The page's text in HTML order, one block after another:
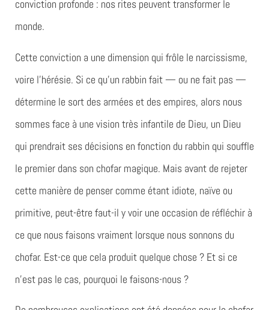
conviction profonde : nos rites peuvent transformer le
monde.
Cette conviction a une dimension qui frôle le narcissisme,
voire l’hérésie. Si ce qu’un rabbin fait — ou ne fait pas —
détermine le sort des armées et des empires, alors nous
sommes face à une vision très infantile de Dieu, un Dieu
qui prendrait ses décisions en fonction du rabbin qui souffle
le premier dans son chofar magique. Mais avant de rejeter
cette manière de penser comme étant idiote, naïve ou
primitive, peut-être faut-il y voir une occasion de réfléchir à
ce que nous faisons vraiment lorsque nous sonnons du
chofar. Est-ce que cela produit quelque chose ? Et si ce
n’est pas le cas, pourquoi le faisons-nous ?